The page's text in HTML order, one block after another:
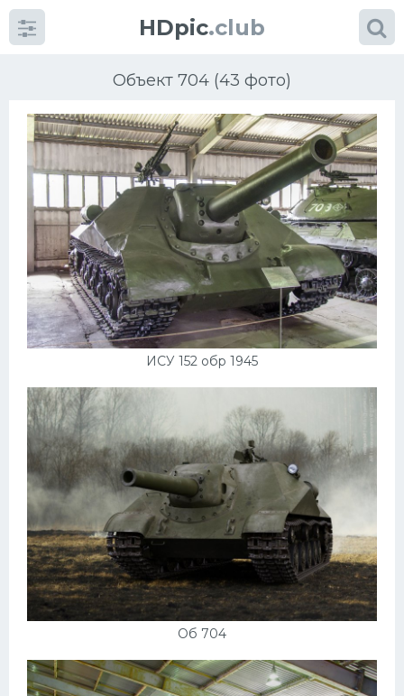
HDpic.club
Объект 704 (43 фото)
ИСУ 152 обр 1945
Об 704
Категории
Разное
Автомобили
Красивые фото машин
Ниссан
Пежо
Ауди
Гараж
Русские авто
Вольво
БМВ
Сузуки